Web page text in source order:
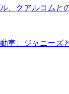
、クアルコムと
動車、ジャニー